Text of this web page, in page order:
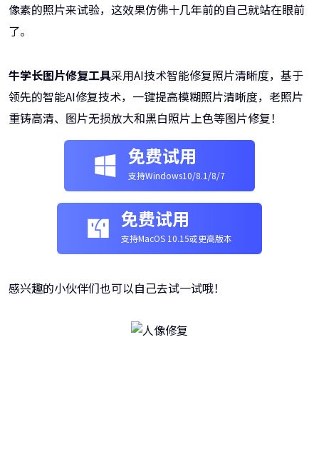
像素的照片来试验，这效果仿佛十几年前的自己就站在眼前
了。
牛学长图片修复工具采用AI技术智能修复照片清晰度，基于
领先的智能AI修复技术，一键提高模糊照片清晰度，老照片
重铸高清、图片无损放大和黑白照片上色等图片修复！
免费试用
支持Windows10/8.1/8/7
免费试用
支持MacOS 10.15或更高版本
感兴趣的小伙伴们也可以自己去试一试哦！